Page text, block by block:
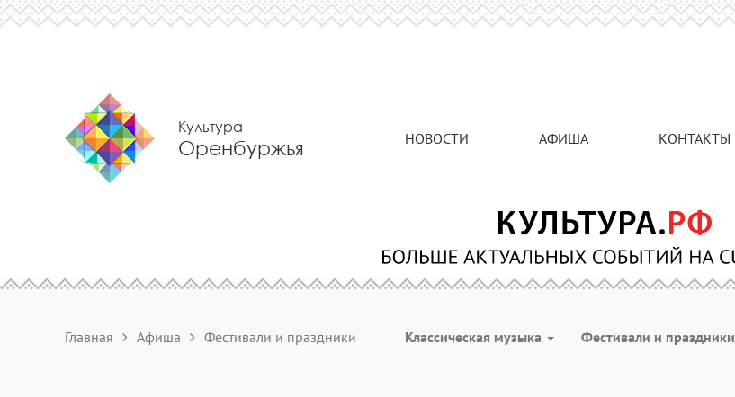
Культура
Оренбуржья НОВОСТИ АФИША КОНТАКТЫ
Главная Афиша Фестивали и праздники Классическая музыка Фестивали и праздники